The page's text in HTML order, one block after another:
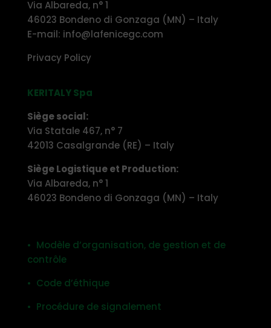
Via Albareda, n° 1
46023 Bondeno di Gonzaga (MN) – Italy
E-mail: info@lafenicegc.com
Privacy Policy
KERITALY Spa
Siège social:
Via Statale 467, n° 7
42013 Casalgrande (RE) – Italy
Siège Logistique et Production:
Via Albareda, n° 1
46023 Bondeno di Gonzaga (MN) – Italy
• Modèle d’organisation, de gestion et de
contrôle
• Code d’éthique
• Procédure de signalement